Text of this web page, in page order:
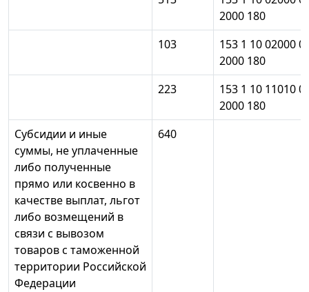
2000 180
103
153 1 10 02000
2000 180
223
153 1 10 11010
2000 180
Субсидии и иные
суммы, не уплаченные
либо полученные
прямо или косвенно в
качестве выплат, льгот
либо возмещений в
связи с вывозом
товаров с таможенной
территории Российской
Федерации
640